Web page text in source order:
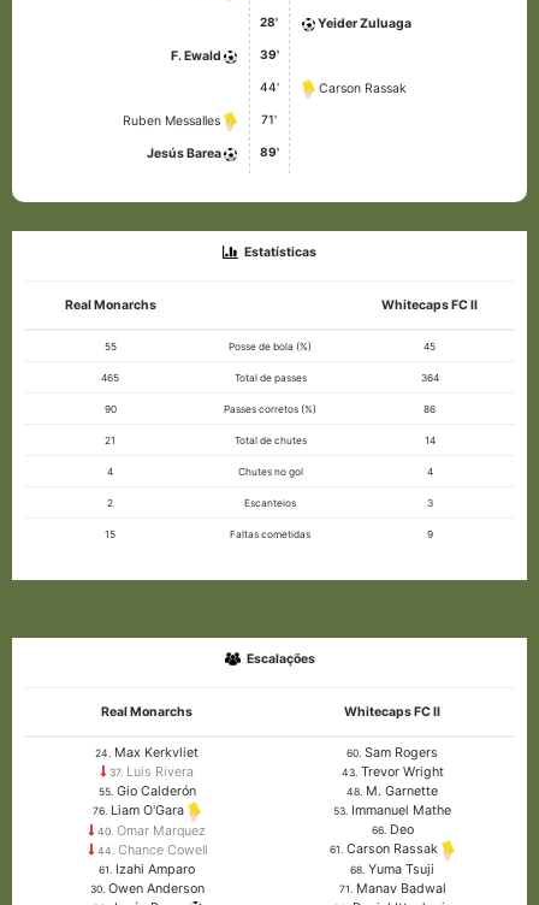
28' Yeider Zuluaga
F. Ewald 39'
44' Carson Rassak
Ruben Messalles 71'
Jesús Barea 89'
Estatísticas
Real Monarchs Whitecaps FC II
55 Posse de bola (%) 45
465 Total de passes 364
90 Passes corretos (%) 86
21 Total de chutes 14
4 Chutes no gol 4
2 Escanteios 3
15 Faltas cometidas 9
Escalações
Real Monarchs Whitecaps FC II
24. Max Kerkvliet
37. Luis Rivera
55.Gio Calderón
76. Liam O'Gara
40. Omar Marquez
44. Chance Cowell
61. Izahi Amparo
30.Owen Anderson
60. Sam Rogers
43.Trevor Wright
48. M. Garnette
53. Immanuel Mathe
66.Deo
61. Carson Rassak
68. Yuma Tsuji
71. Manav Badwal